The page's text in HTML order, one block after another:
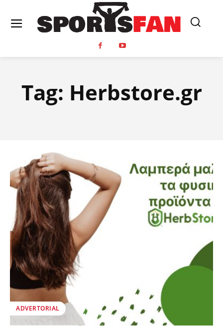
Tag: Herbstore.gr
ADVERTORIAL